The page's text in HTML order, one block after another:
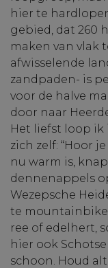
hier te
gebied, dat 260
maken van vlak
afwisselende
zandpaden- is
voor de halve
door naar
Het liefst loop ik
zich zelf: “Hoor
nu warm is,
dennenappels
Wezepsche
te
ree of edelhert,
hier ook
schoon. Houd